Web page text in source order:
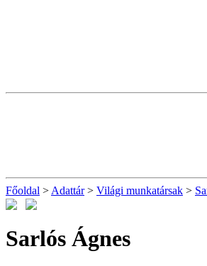
Főoldal > Adattár> Világi munkatársak >
Sarlós Ágnes